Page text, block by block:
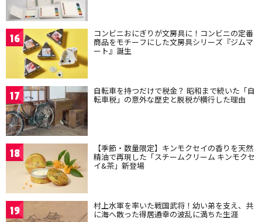
16 コンビニおにぎりが文房具に！コンビニの定番
商品をモチーフにした文房具シリーズ『ジムマ
ート』誕生
17 自転車を持つだけで税金？ 昭和まで続いた「自
転車税」の意外な歴史と脱税が横行した理由
18 【季節・数量限定】キンモクセイの香りを天然
精油で再現した「スチームクリーム キンモクセ
イ&茶」新登場
19 村上水軍を率いた戦国武将！幼い弟を支え、共
に海へ散った得居通幸の波乱に満ちた生涯